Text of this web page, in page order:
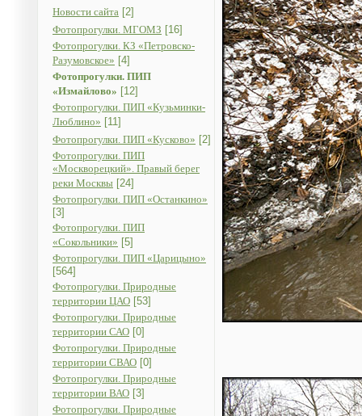
Новости сайта [2]
Фотопрогулки. МГОМЗ [16]
Фотопрогулки. КЗ «Петровско-
Разумовское» [4]
Фотопрогулки. ПИП
«Измайлово» [12]
Фотопрогулки. ПИП «Кузьминки-
Люблино» [11]
Фотопрогулки. ПИП «Кусково» [2]
Фотопрогулки. ПИП
«Москворецкий». Правый берег
реки Москвы [24]
Фотопрогулки. ПИП «Останкино»
[3]
Фотопрогулки. ПИП
«Сокольники» [5]
Фотопрогулки. ПИП «Царицыно»
[564]
Фотопрогулки. Природные
территории ЦАО [53]
Фотопрогулки. Природные
территории САО [0]
Фотопрогулки. Природные
территории СВАО [0]
Фотопрогулки. Природные
территории ВАО [3]
Фотопрогулки. Природные